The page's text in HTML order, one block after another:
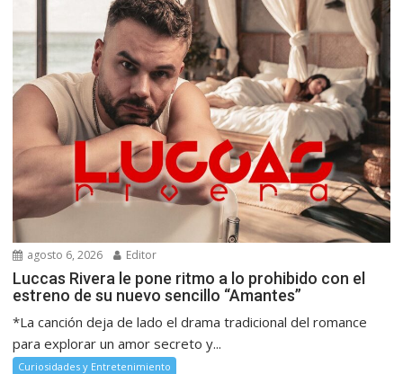
agosto 6, 2026 Editor
Luccas Rivera le pone ritmo a lo prohibido con el
estreno de su nuevo sencillo “Amantes”
*La canción deja de lado el drama tradicional del romance
para explorar un amor secreto y...
Curiosidades y Entretenimiento